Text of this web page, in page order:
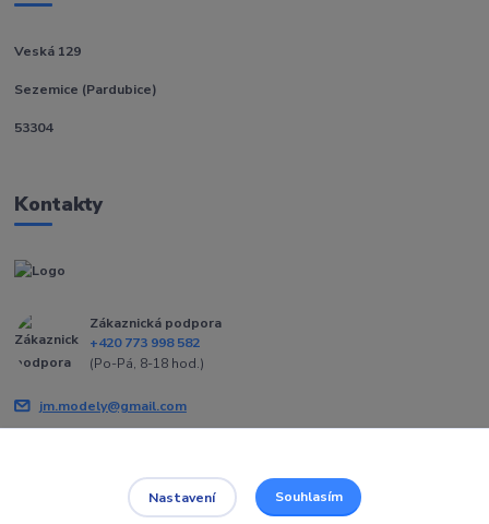
Veská 129
Sezemice (Pardubice)
53304
Kontakty
Zákaznická podpora
+420 773 998 582
(Po-Pá, 8-18 hod.)
jm.modely@gmail.com
Nastavení Souhlasím